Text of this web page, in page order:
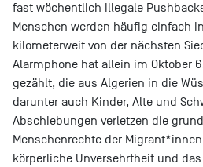
fast wöchentlich illegale
Menschen werden häufig einfach
kilometerweit von der nächsten
Alarmphone hat allein im Oktober
gezählt, die aus Algerien in die
darunter auch Kinder, Alte und
Abschiebungen verletzen die
Menschenrechte der
körperliche Unversehrtheit und